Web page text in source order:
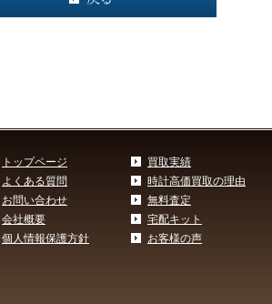
トップページ
よくある質問
お問い合わせ
会社概要
個人情報保護方針
買取実績
時計高価買取の理由
無料査定
宅配キット
お客様の声